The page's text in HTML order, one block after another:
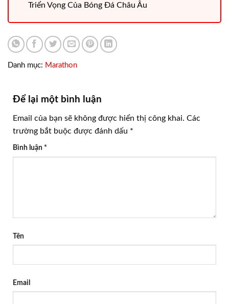
Triển Vọng Của Bóng Đá Châu Âu
Danh mục: Marathon
Để lại một bình luận
Email của bạn sẽ không được hiển thị công khai. Các
trường bắt buộc được đánh dấu *
Bình luận *
Tên
Email